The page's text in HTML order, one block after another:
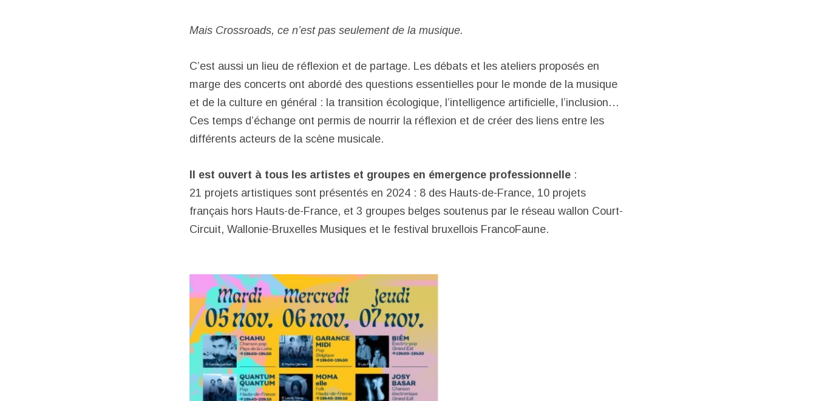
Mais Crossroads, ce n’est pas seulement de la musique.
C’est aussi un lieu de réflexion et de partage. Les débats et les ateliers proposés en
marge des concerts ont abordé des questions essentielles pour le monde de la musique
et de la culture en général : la transition écologique, l’intelligence artificielle, l’inclusion…
Ces temps d’échange ont permis de nourrir la réflexion et de créer des liens entre les
différents acteurs de la scène musicale.
Il est ouvert à tous les artistes et groupes en émergence professionnelle :
21 projets artistiques sont présentés en 2024 : 8 des Hauts-de-France, 10 projets
français hors Hauts-de-France, et 3 groupes belges soutenus par le réseau wallon Court-
Circuit, Wallonie-Bruxelles Musiques et le festival bruxellois FrancoFaune.